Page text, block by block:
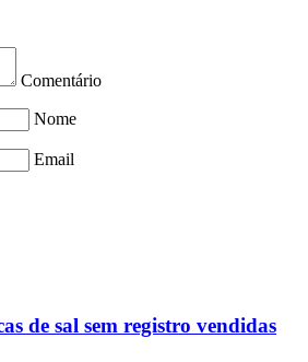
Comentário
Nome
Email
de sal sem registro vendidas